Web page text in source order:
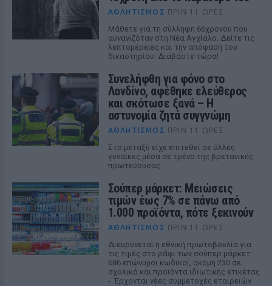
ΑΘΛΗΤΙΣΜΌΣ ΠΡΙΝ 11 ΏΡΕΣ
Μάθετε για τη σύλληψη 66χρονου που
αυνανιζόταν στη Νέα Αγχίαλο. Δείτε τις
λεπτομέρειες και την απόφαση του
δικαστηρίου. Διαβάστε τώρα!
Συνελήφθη για φόνο στο
Λονδίνο, αφέθηκε ελεύθερος
και σκότωσε ξανά – Η
αστυνομία ζητά συγγνώμη
ΑΘΛΗΤΙΣΜΌΣ ΠΡΙΝ 11 ΏΡΕΣ
Στο μεταξύ είχε επιτεθεί σε άλλες
γυναίκες μέσα σε τρένα της βρετανικής
πρωτεύουσας
Σούπερ μάρκετ: Μειώσεις
τιμών έως 7% σε πάνω από
1.000 προϊόντα, πότε ξεκινούν
ΑΘΛΗΤΙΣΜΌΣ ΠΡΙΝ 11 ΏΡΕΣ
Διευρύνεται η εθνική πρωτοβουλία για
τις τιμές στο ράφι των σούπερ μάρκετ:
686 επώνυμοι κωδικοί, ακόμη 230 σε
σχολικά και προϊόντα ιδιωτικής ετικέτας
- Έρχονται νέες συμμετοχές εταιρειών